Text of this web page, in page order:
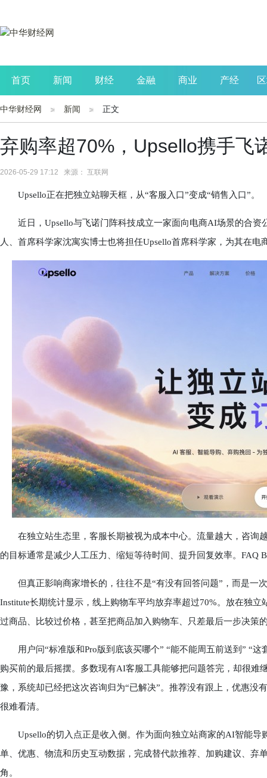
首页 新闻 财经 金融 商业 产经
公司 生活 读书
中华财经网 新闻 正文
弃购率超70%，Upsello携手飞
2026-05-29 17:12 来源： 互联网
Upsello正在把独立站聊天框，从“客服入口”变成“销售入口”。
近日，Upsello与飞诺门阵科技成立一家面向电商AI场景的合资
人、首席科学家沈寓实博士也将担任Upsello首席科学家，为其在
在独立站生态里，客服长期被视为成本中心。流量越大，咨询
的目标通常是减少人工压力、缩短等待时间、提升回复效率。FAQ
但真正影响商家增长的，往往不是“有没有回答问题”，而是一
Institute长期统计显示，线上购物车平均放弃率超过70%。放在独
过商品、比较过价格，甚至把商品加入购物车、只差最后一步决策
用户问“标准版和Pro版到底该买哪个” “能不能周五前送到” “这
购买前的最后摇摆。多数现有AI客服工具能够把问题答完，却很难
豫，系统却已经把这次咨询归为“已解决”。推荐没有跟上，优惠没
很难看清。
Upsello的切入点正是收入侧。作为面向独立站商家的AI智能导
单、优惠、物流和历史互动数据，完成替代款推荐、加购建议、弃
角。